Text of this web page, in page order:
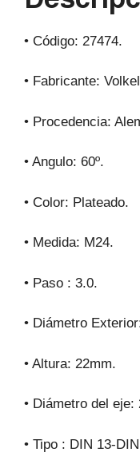
• Código: 27474.
• Fabricante:
• Procedencia:
• Angulo: 60º.
• Color: Plateado.
• Medida: M24.
• Paso : 3.0.
• Diámetro
• Altura: 22mm.
• Diámetro del eje:
• Tipo : DIN 13-